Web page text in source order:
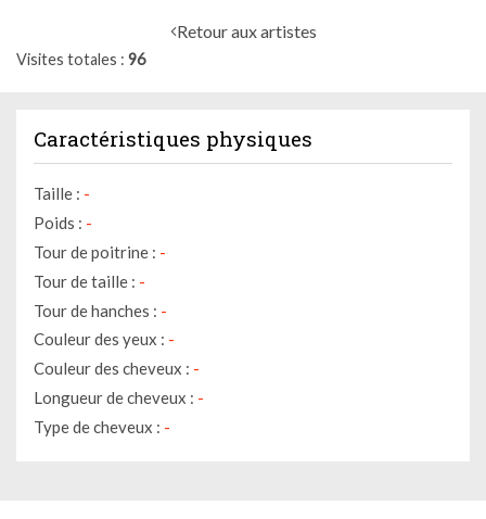
Retour aux artistes
Visites totales 96
Caractéristiques physiques
Taille : -
Poids : -
Tour de poitrine : -
Tour de taille : -
Tour de hanches : -
Couleur des yeux : -
Couleur des cheveux : -
Longueur de cheveux : -
Type de cheveux : -